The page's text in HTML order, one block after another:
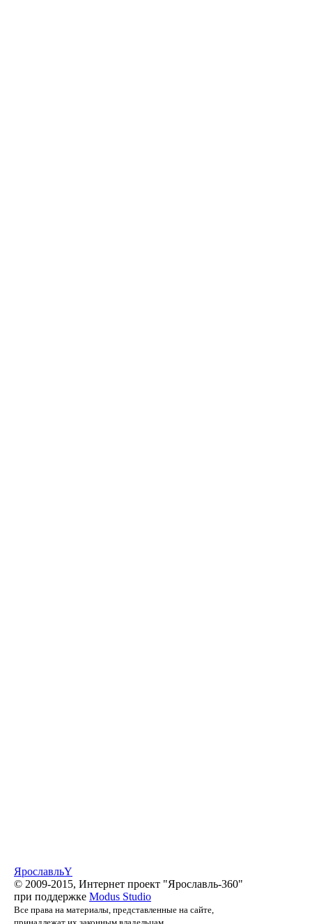
ЯрославльY
© 2009-2015, Интернет проект "Ярославль-360"
при поддержке Modus Studio
Все права на материалы, представленные на сайте,